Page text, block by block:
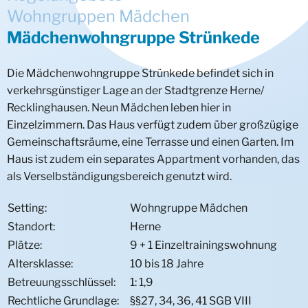
Wohngruppen Mädchen
Mädchenwohngruppe Strünkede
Die Mädchenwohngruppe Strünkede befindet sich in
verkehrsgünstiger Lage an der Stadtgrenze Herne/
Recklinghausen. Neun Mädchen leben hier in
Einzelzimmern. Das Haus verfügt zudem über großzügige
Gemeinschaftsräume, eine Terrasse und einen Garten. Im
Haus ist zudem ein separates Appartment vorhanden, das
als Verselbständigungsbereich genutzt wird.
Setting:
Wohngruppe Mädchen
Standort:
Herne
Plätze:
9 + 1 Einzeltrainingswohnung
Altersklasse:
10 bis 18 Jahre
Betreuungsschlüssel:
1: 1,9
Rechtliche Grundlage:
§§27, 34, 36, 41 SGB VIII
Wohngruppe Heisterkamp
Kinderwohngruppe Overwegstraße
Jugendwohngruppe Kurhausstraße
Mädchenwohngruppe Strünkede
Mädchenwohnprojekt DAKATA
Wohngruppen Jungen
Regelwohngruppe (JWG) Emscherbruch
Geschwisterwohngruppen
Kinder- und Geschwisterwohngruppe Wolkenvilla
Geschwisterwohngruppe Herne
Mutter/Kind
Mutter-/Kind-Wohnprojekt
Heilpädagogik
Heilpädagogische Wohngruppe
Intensivangebote
Intensivwohngruppe Besondere Bedarfe
Intensivwohngruppe Deine Chance
Wohngruppen Mädchen
Traumaorientierte Intensivwohngruppe Villa
Wohngruppen Jungen
UMA/UMF Regelwohngruppe
UMA/UMF Trainingswohnung
Ambulante Hilfen
Einzelbetreuungen
Fokusangebote